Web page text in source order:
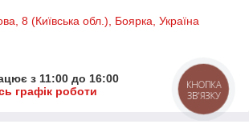
8 (Київська обл.), Боярка, Україна
з 11:00 до 16:00
графік роботи
КНОПКА
ЗВ'ЯЗКУ